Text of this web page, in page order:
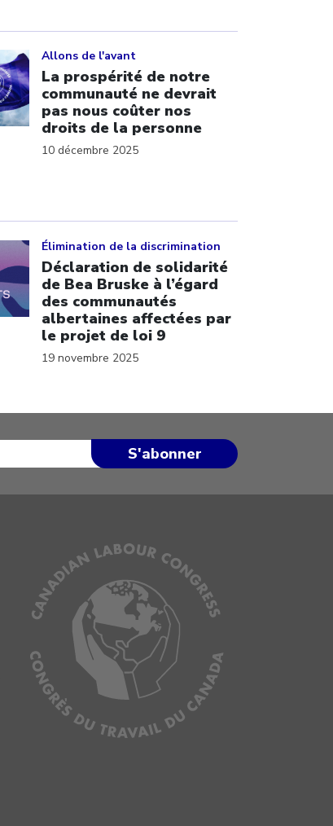
Allons de l'avant
La prospérité de notre
communauté ne devrait
pas nous coûter nos
droits de la personne
10 décembre 2025
Élimination de la discrimination
Déclaration de solidarité
de Bea Bruske à l’égard
des communautés
albertaines affectées par
le projet de loi 9
19 novembre 2025